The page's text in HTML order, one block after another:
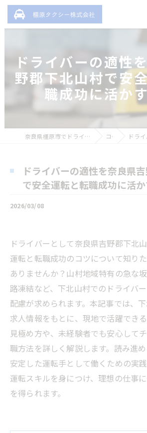
ドライバーの適性
野郡下北山村で安
職成功に活か
奈良県橿原市でドライバーの求人なら橿原タクシー株式会社 コラム ドライバーの適
ドライバーの適性を奈良県
で安全運転と転職成功に活
2026/03/08
ドライバーとして奈良県吉野郡下北
運転と転職成功のコツについて知り
ありませんか？山村地域特有の急な
路凍結など、下北山村でのドライバ
配慮が求められます。本記事では、
求人情報をもとに、現地で活躍でき
見極め方や、未経験者でも安心して
職方法を詳しく解説します。読み進
安定した運転手として働くための実
運転スキルを身につけ、理想の仕事
を得られます。